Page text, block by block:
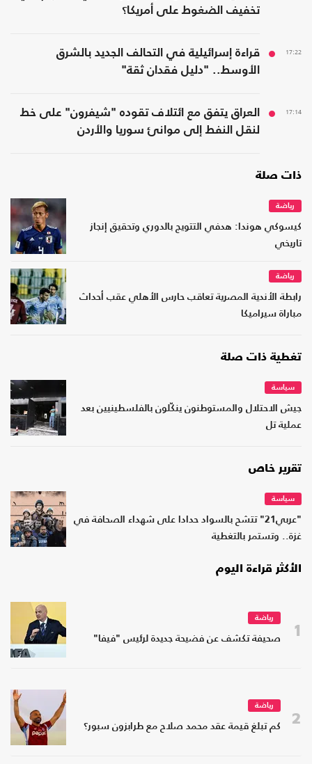
تخفيف الضغوط على أمريكا؟
17:22
قراءة إسرائيلية في التحالف الجديد بالشرق
الأوسط.. "دليل فقدان ثقة"
17:14
العراق يتفق مع ائتلاف تقوده "شيفرون" على خط
لنقل النفط إلى موانئ سوريا والأردن
ذات صلة
رياضة
كيسوكي هوندا: هدفي التتويج بالدوري وتحقيق إنجاز
تاريخي
رياضة
رابطة الأندية المصرية تعاقب حارس الأهلي عقب أحداث
مباراة سيراميكا
تغطية ذات صلة
سياسة
جيش الاحتلال والمستوطنون ينكّلون بالفلسطينيين بعد
عملية تل
تقرير خاص
سياسة
"عربي21" تتشح بالسواد حدادا على شهداء الصحافة في
غزة.. وتستمر بالتغطية
الأكثر قراءة اليوم
1
رياضة
صحيفة تكشف عن فضيحة جديدة لرئيس "فيفا"
2
رياضة
كم تبلغ قيمة عقد محمد صلاح مع طرابزون سبور؟